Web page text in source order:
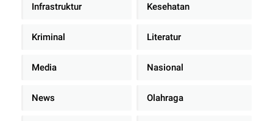
Infrastruktur Kesehatan
Kriminal Literatur
Media Nasional
News Olahraga